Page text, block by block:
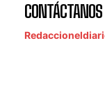
CONTÁCTANOS